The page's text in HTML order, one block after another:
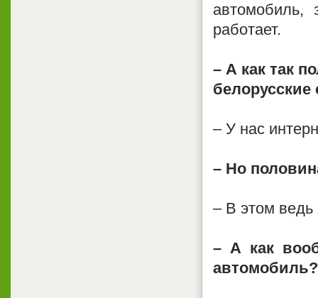
автомобиль,
работает.
– А как так
– У нас
– Но
– В этом ведь
– А как
автомобиль?